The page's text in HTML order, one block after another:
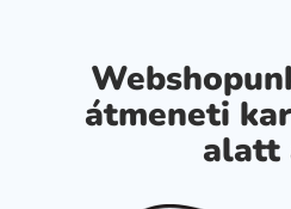
átmeneti
alatt